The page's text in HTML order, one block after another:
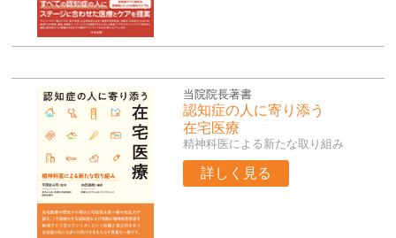
当院院長著書
認知症の人に寄り添う
在宅医療
精神科医による新たな取り組み
詳しく見る